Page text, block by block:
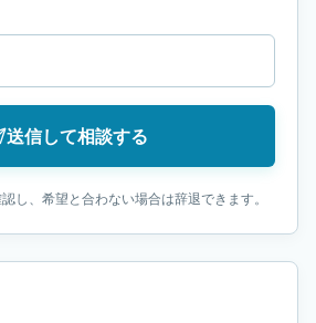
送信して相談する
し、希望と合わない場合は辞退できます。